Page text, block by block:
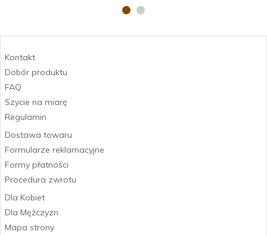
Kontakt
Dobór produktu
FAQ
Szycie na miarę
Regulamin
Dostawa towaru
Formularze reklamacyjne
Formy płatności
Procedura zwrotu
Dla Kobiet
Dla Mężczyzn
Mapa strony